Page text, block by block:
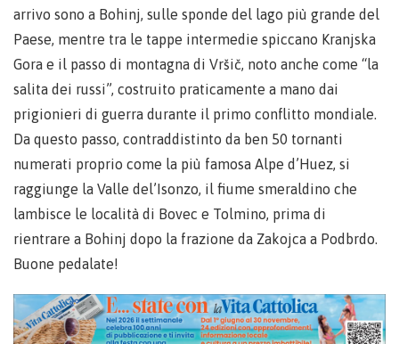
arrivo sono a Bohinj, sulle sponde del lago più grande del
Paese, mentre tra le tappe intermedie spiccano Kranjska
Gora e il passo di montagna di Vršič, noto anche come “la
salita dei russi”, costruito praticamente a mano dai
prigionieri di guerra durante il primo conflitto mondiale.
Da questo passo, contraddistinto da ben 50 tornanti
numerati proprio come la più famosa Alpe d’Huez, si
raggiunge la Valle del’Isonzo, il fiume smeraldino che
lambisce le località di Bovec e Tolmino, prima di
rientrare a Bohinj dopo la frazione da Zakojca a Podbrdo.
Buone pedalate!